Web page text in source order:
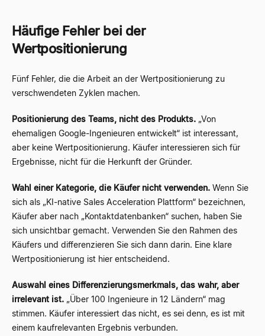
Häufige Fehler bei der
Wertpositionierung
Fünf Fehler, die die Arbeit an der Wertpositionierung zu
verschwendeten Zyklen machen.
Positionierung des Teams, nicht des Produkts. „Von
ehemaligen Google-Ingenieuren entwickelt“ ist interessant,
aber keine Wertpositionierung. Käufer interessieren sich für
Ergebnisse, nicht für die Herkunft der Gründer.
Wahl einer Kategorie, die Käufer nicht verwenden. Wenn Sie
sich als „KI-native Sales Acceleration Plattform“ bezeichnen,
Käufer aber nach „Kontaktdatenbanken“ suchen, haben Sie
sich unsichtbar gemacht. Verwenden Sie den Rahmen des
Käufers und differenzieren Sie sich dann darin. Eine klare
Wertpositionierung ist hier entscheidend.
Auswahl eines Differenzierungsmerkmals, das wahr, aber
irrelevant ist. „Über 100 Ingenieure in 12 Ländern“ mag
stimmen. Käufer interessiert das nicht, es sei denn, es ist mit
einem kaufrelevanten Ergebnis verbunden.